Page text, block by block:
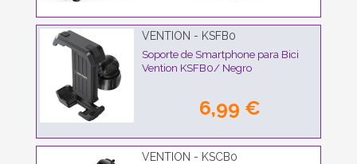
VENTION - KSFB0
Soporte de Smartphone para Bici
Vention KSFB0/ Negro
6,99 €
VENTION - KSCB0